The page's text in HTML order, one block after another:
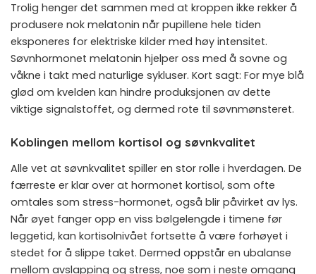
Trolig henger det sammen med at kroppen ikke rekker å
produsere nok melatonin når pupillene hele tiden
eksponeres for elektriske kilder med høy intensitet.
Søvnhormonet melatonin hjelper oss med å sovne og
våkne i takt med naturlige sykluser. Kort sagt: For mye blå
glød om kvelden kan hindre produksjonen av dette
viktige signalstoffet, og dermed rote til søvnmønsteret.
Koblingen mellom kortisol og søvnkvalitet
Alle vet at søvnkvalitet spiller en stor rolle i hverdagen. De
færreste er klar over at hormonet kortisol, som ofte
omtales som stress-hormonet, også blir påvirket av lys.
Når øyet fanger opp en viss bølgelengde i timene før
leggetid, kan kortisolnivået fortsette å være forhøyet i
stedet for å slippe taket. Dermed oppstår en ubalanse
mellom avslapping og stress, noe som i neste omgang